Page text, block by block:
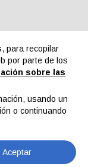
para recopilar
por parte de los
sobre las
usando un
o continuando
Aceptar